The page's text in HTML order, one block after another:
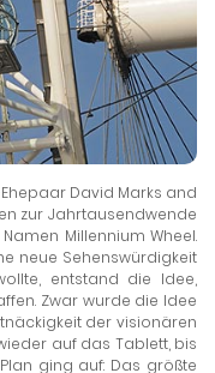
David Marks and
zur Jahrtausendwende
Millennium Wheel.
neue Sehenswürdigkeit
entstand die Idee,
Zwar wurde die Idee
der visionären
auf das Tablett, bis
ging auf: Das größte